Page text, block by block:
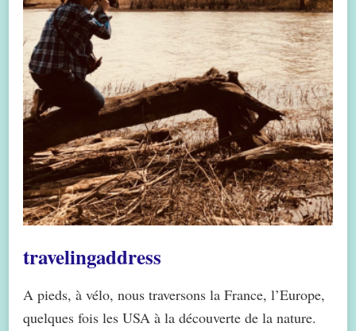
travelingaddress
A pieds, à vélo, nous traversons la France, l’Europe,
quelques fois les USA à la découverte de la nature.